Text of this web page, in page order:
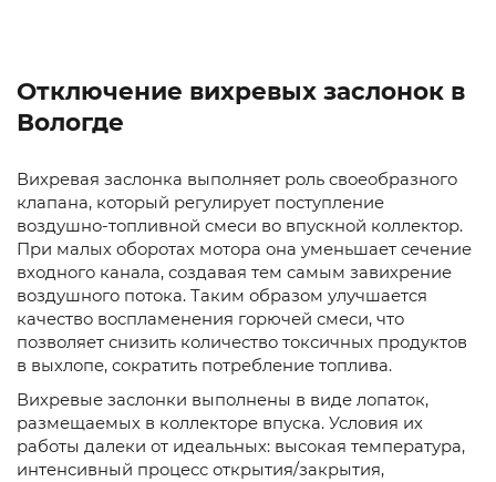
Отключение вихревых заслонок в
Вологде
Вихревая заслонка выполняет роль своеобразного
клапана, который регулирует поступление
воздушно-топливной смеси во впускной коллектор.
При малых оборотах мотора она уменьшает сечение
входного канала, создавая тем самым завихрение
воздушного потока. Таким образом улучшается
качество воспламенения горючей смеси, что
позволяет снизить количество токсичных продуктов
в выхлопе, сократить потребление топлива.
Вихревые заслонки выполнены в виде лопаток,
размещаемых в коллекторе впуска. Условия их
работы далеки от идеальных: высокая температура,
интенсивный процесс открытия/закрытия,